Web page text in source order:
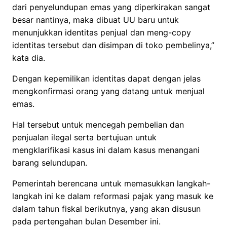
dari penyelundupan emas yang diperkirakan sangat
besar nantinya, maka dibuat UU baru untuk
menunjukkan identitas penjual dan meng-copy
identitas tersebut dan disimpan di toko pembelinya,”
kata dia.
Dengan kepemilikan identitas dapat dengan jelas
mengkonfirmasi orang yang datang untuk menjual
emas.
Hal tersebut untuk mencegah pembelian dan
penjualan ilegal serta bertujuan untuk
mengklarifikasi kasus ini dalam kasus menangani
barang selundupan.
Pemerintah berencana untuk memasukkan langkah-
langkah ini ke dalam reformasi pajak yang masuk ke
dalam tahun fiskal berikutnya, yang akan disusun
pada pertengahan bulan Desember ini.